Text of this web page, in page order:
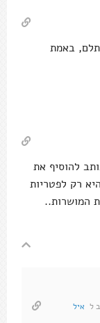
תלם, באמת
להוסיף את
רק לפטריות
המושרות..
ל איל